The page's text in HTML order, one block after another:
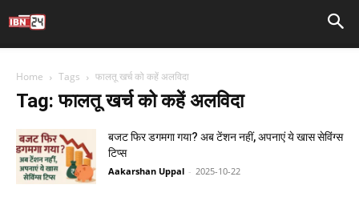
Home Tags फालतू खर्च को कहें अलविदा
Tag: फालतू खर्च को कहें अलविदा
बजट फिर डगमगा गया? अब टेंशन नहीं, अपनाएं ये खास सेविंग्स
टिप्स
Aakarshan Uppal - 2025-10-22